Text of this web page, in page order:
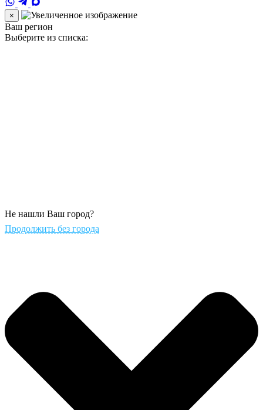
×
Ваш регион
Выберите из списка:
Не нашли Ваш город?
Продолжить без города